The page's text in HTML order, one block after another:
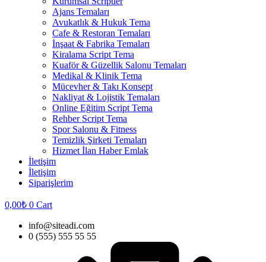
Ajans Temaları
Avukatlık & Hukuk Tema
Cafe & Restoran Temaları
İnşaat & Fabrika Temaları
Kiralama Script Tema
Kuaför & Güzellik Salonu Temaları
Medikal & Klinik Tema
Mücevher & Takı Konsept
Nakliyat & Lojistik Temaları
Online Eğitim Script Tema
Rehber Script Tema
Spor Salonu & Fitness
Temizlik Şirketi Temaları
Hizmet İlan Haber Emlak
İletişim
İletişim
Siparişlerim
0,00₺ 0 Cart
info@siteadi.com
0 (555) 555 55 55